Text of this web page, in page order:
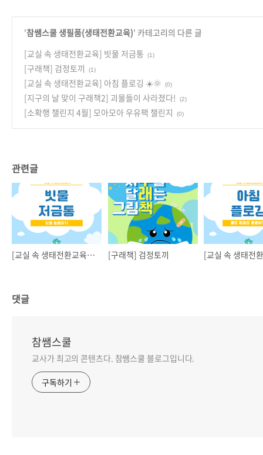
'참쌤스쿨 생필품(생태전환교육)' 카테고리의 다른 글
[교실 속 생태전환교육] 빗물 저금통
(1)
[구래책] 검정토끼 (1)
[교실 속 생태전환교육] 아침 플로깅 ☀️🌞 (0)
[지구의 날 맞이 구래책2] 괴물들이 사라졌다! (2)
[소확행 챌린지 4월] 모아모아 우유팩 챌린지 (0)
관련글
[교실 속 생태전환교육] 빗물 저금통 [구래책] 검정토끼
댓글
참쌤스쿨
교사가 최고의 콘텐츠다. 참쌤스쿨 블로그입니다.
구독하기